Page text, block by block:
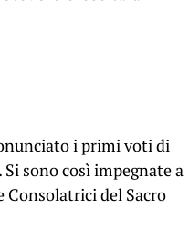
i primi voti di
sono così impegnate a
Consolatrici del Sacro